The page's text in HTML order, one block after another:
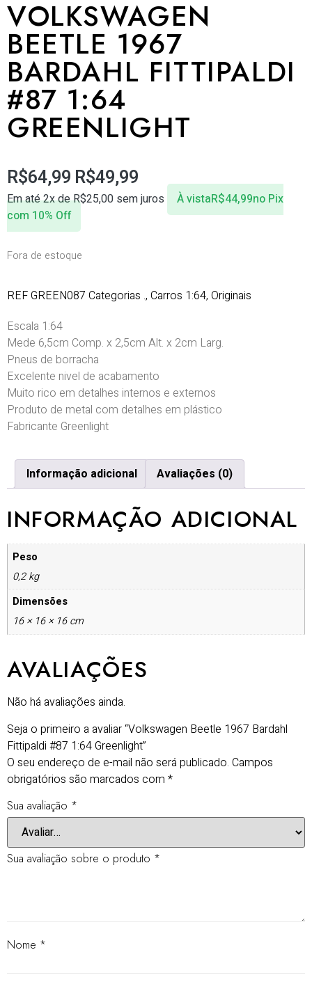
VOLKSWAGEN
BEETLE 1967
BARDAHL FITTIPALDI
#87 1:64
GREENLIGHT
R$64,99 R$49,99
Em até 2x deR$25,00 sem juros À vistaR$44,99no Pix
com 10% Off
Fora de estoque
REFGREEN087 Categorias ., Carros 1:64, Originais
Escala 1:64
Mede 6,5cm Comp. x 2,5cm Alt. x 2cm Larg.
Pneus de borracha
Excelente nivel de acabamento
Muito rico em detalhes internos e externos
Produto de metal com detalhes em plástico
Fabricante Greenlight
Informação adicional Avaliações (0)
INFORMAÇÃO ADICIONAL
Peso
0,2 kg
Dimensões
16 × 16 × 16 cm
AVALIAÇÕES
Não há avaliações ainda.
Seja o primeiro a avaliar “Volkswagen Beetle 1967 Bardahl
Fittipaldi #87 1:64 Greenlight”
O seu endereço de e-mail não será publicado. Campos
obrigatórios são marcados com *
Sua avaliação *
Sua avaliação sobre o produto *
Nome *